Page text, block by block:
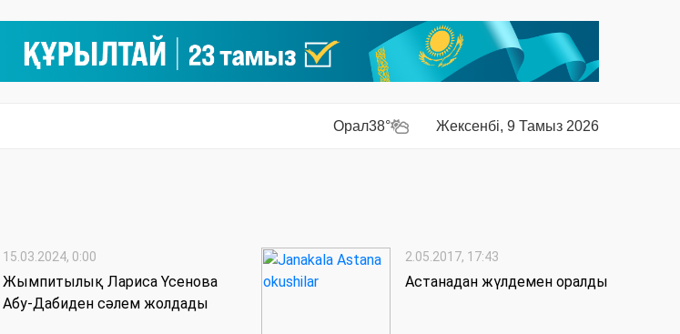
Орал38° Жексенбі, 9 Тамыз 2026
15.03.2024, 0:00
Жымпитылық Лариса Үсенова
Абу-Дабиден сәлем жолдады
2.05.2017, 17:43
Астанадан жүлдемен оралды